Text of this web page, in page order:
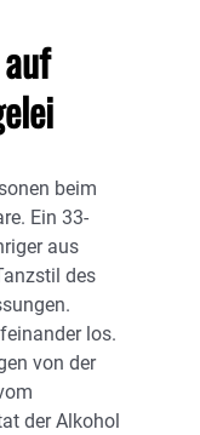
beim
Ein 33-
aus
des
los.
von der
der Alkohol